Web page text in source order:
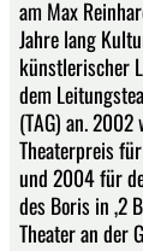
am Max
Jahre lang
künstlerischer
dem
(TAG) an.
Theaterpreis
und 2004 für
des Boris in ‚2
Theater an der